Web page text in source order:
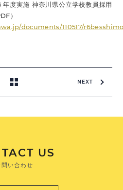
度実施 神奈川県公立学校教員採用
）
documents/110517/
NEXT
US
問い合わせ